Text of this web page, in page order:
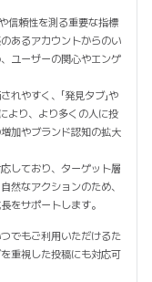
信頼性を測る重要な指標
あるアカウントからのい
ユーザーの関心やエンゲ
やすく、「発見タブ」や
より、より多くの人に投
加やブランド認知の拡大
しており、ターゲット層
然なアクションのため、
をサポートします。
でもご利用いただけるた
重視した投稿にも対応可